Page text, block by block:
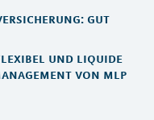
gut
und liquide
von mlp